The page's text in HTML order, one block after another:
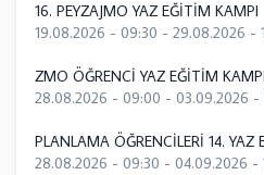
16. PEYZAJMO YAZ EĞİTİM KAMPI
19.08.2026 - 09:30 - 29.08.2026 -
ZMO ÖĞRENCİ YAZ EĞİTİM KAMPI
28.08.2026 - 09:00 - 03.09.2026 -
PLANLAMA ÖĞRENCİLERİ 14.
28.08.2026 - 09:30 - 04.09.2026 -